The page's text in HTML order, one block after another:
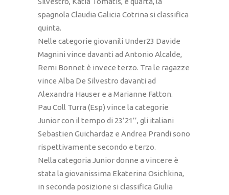
spagnola Claudia Galicia Cotrina si classifica
quinta.
Nelle categorie giovanili Under23 Davide
Magnini vince davanti ad Antonio Alcalde,
Remi Bonnet è invece terzo. Tra le ragazze
vince Alba De Silvestro davanti ad
Alexandra Hauser e a Marianne Fatton.
Pau Coll Turra (Esp) vince la categorie
Junior con il tempo di 23’21’’, gli italiani
Sebastien Guichardaz e Andrea Prandi sono
rispettivamente secondo e terzo.
Nella categoria Junior donne a vincere è
stata la giovanissima Ekaterina Osichkina,
in seconda posizione si classifica Giulia